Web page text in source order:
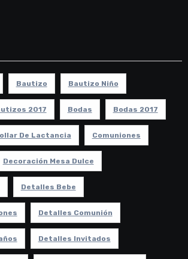
Bautizo Bautizo Niño
2017 Bodas Bodas 2017
De Lactancia Comuniones
Decoración Mesa Dulce
Detalles Bebe
Detalles Comunión
Detalles Invitados